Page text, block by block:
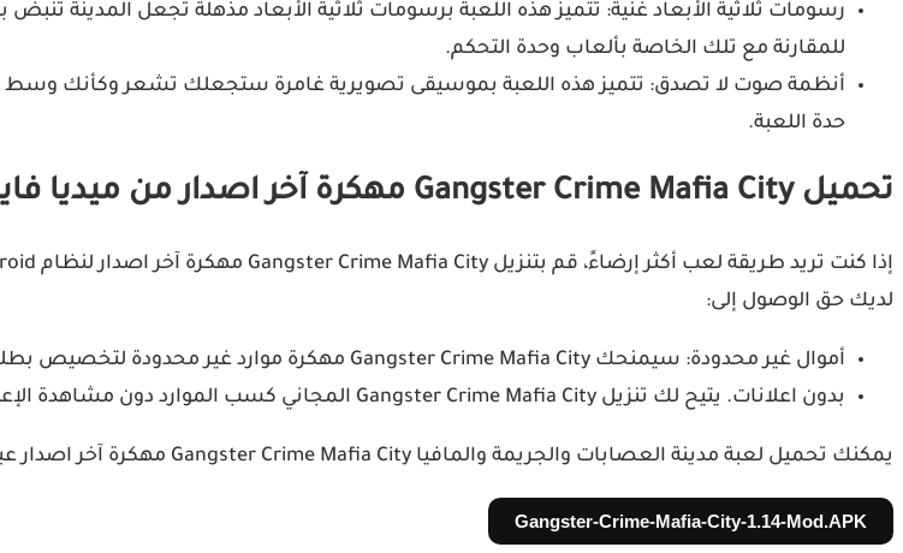
رسومات ثلاثية الأبعاد غنية: تتميز هذه اللعبة برسومات ثلاثية الأبعاد مذهلة تجعل المدينة
للمقارنة مع تلك الخاصة بألعاب وحدة التحكم.
أنظمة صوت لا تصدق: تتميز هذه اللعبة بموسيقى تصويرية غامرة ستجعلك تشعر وكأنك وسط أحد
حدة اللعبة.
تحميل Gangster Crime Mafia City مهكرة آخر اصدار من ميديا فاير
لديك حق الوصول إلى:
أموال غير محدودة: سيمنحك Gangster Crime Mafia City مهكرة موارد غير محدودة لتخصيص بطلك وشراء أسلحة جديدة وفتح المستويات.
بدون اعلانات. يتيح لك تنزيل Gangster Crime Mafia City المجاني كسب الموارد دون مشاهدة الإعلانات. يمكنك الآن الانغماس بالكامل في اللعبة دون أي انقطاع.
يمكنك تحميل لعبة مدينة العصابات والجريمة والمافيا Gangster Crime Mafia City مهكرة آخر اصدار عبر الرابط التالي:
Gangster-Crime-Mafia-City-1.14-Mod.APK